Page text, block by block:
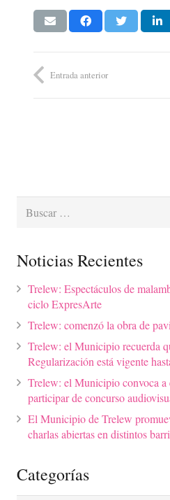
Entrada anterior
Noticias Recientes
Trelew: Espectáculos de
ciclo ExpresArte
Trelew: comenzó la obra de
Trelew: el Municipio recuerda
Regularización está vigente
Trelew: el Municipio convoca a
participar de concurso
El Municipio de Trelew
charlas abiertas en distintos
Categorías